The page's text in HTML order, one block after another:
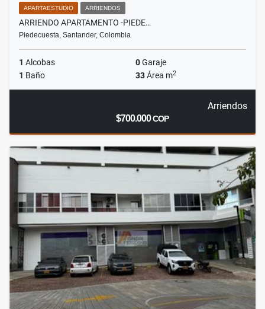
APARTAESTUDIO ARRIENDOS
ARRIENDO APARTAMENTO -PIEDE…
Piedecuesta, Santander, Colombia
1 Alcobas 0Garaje
1 Baño 33Área m2
Arriendos
$700.000COP